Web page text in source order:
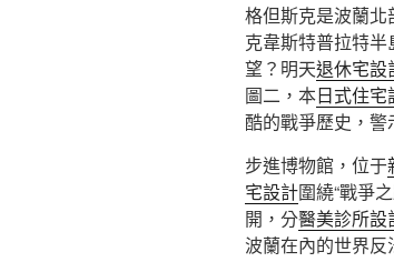
格但斯克是波蘭
克韋斯特普拉特半
望？明天退休宅設
圖二，本日式住宅
酷的戰爭歷史，警
步進博物館，位于
宅設計圍繞“戰爭
開，分醫美診所設
波蘭在內的世界反